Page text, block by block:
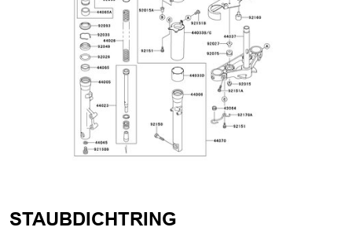
STAUBDICHTRING